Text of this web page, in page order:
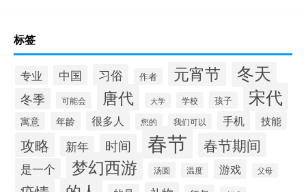
标签
专业 中国 习俗 作者 元宵节 冬天
冬季 可能会 唐代 大学 学校 孩子 宋代
寓意 年龄 很多人 您的 我们可以 手机 技能
攻略 新年 时间 春节 春节期间
是一个 梦幻西游 汤圆 温度 游戏 父母